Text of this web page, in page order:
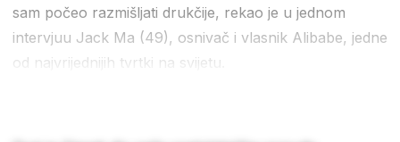
sam počeo razmišljati drukčije, rekao je u jednom
intervjuu Jack Ma (49), osnivač i vlasnik Alibabe, jedne
od najvrijednijih tvrtki na svijetu.